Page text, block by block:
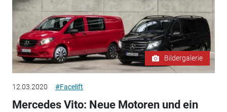
Bildergalerie
12.03.2020 #Facelift
Mercedes Vito: Neue Motoren und ein